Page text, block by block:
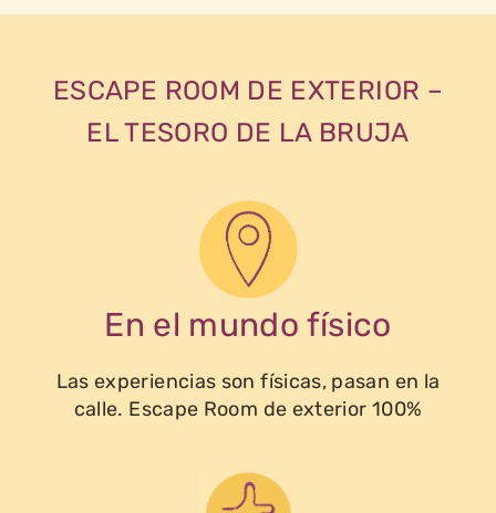
ESCAPE ROOM DE EXTERIOR –
EL TESORO DE LA BRUJA
En el mundo físico
Las experiencias son físicas, pasan en la
calle. Escape Room de exterior 100%